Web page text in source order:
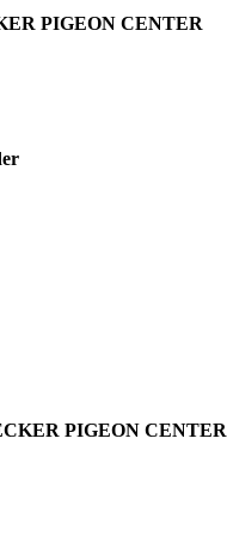
PIGEON CENTER
PIGEON CENTER